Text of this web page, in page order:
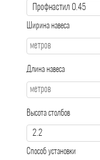
Ширина навеса
Длина навеса
Высота столбов
Способ установки